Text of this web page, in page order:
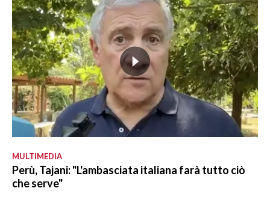
MULTIMEDIA
Perù, Tajani: "L'ambasciata italiana farà tutto ciò
che serve"